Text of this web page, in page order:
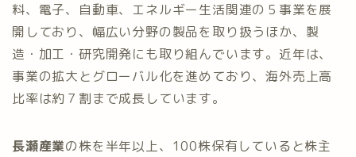
料、電子、自動車、エネルギー生活関連の５事業を展
開しており、幅広い分野の製品を取り扱うほか、製
造・加工・研究開発にも取り組んでいます。近年は、
事業の拡大とグローバル化を進めており、海外売上高
比率は約７割まで成長しています。
長瀬産業の株を半年以上、100株保有していると株主